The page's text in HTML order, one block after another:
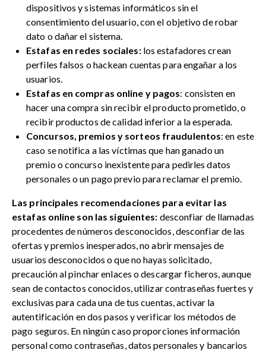
dispositivos y sistemas informáticos sin el
consentimiento del usuario, con el objetivo de robar
dato o dañar el sistema.
Estafas en redes sociales:los estafadores crean
perfiles falsos o hackean cuentas para engañar a los
usuarios.
Estafas en compras online y pagos: consisten en
hacer una compra sin recibir el producto prometido, o
recibir productos de calidad inferior a la esperada.
Concursos, premios y sorteos fraudulentos: en este
caso se notifica a las víctimas que han ganado un
premio o concurso inexistente para pedirles datos
personales o un pago previo para reclamar el premio.
Las principales recomendaciones para evitar las
estafas online son las siguientes: desconfiar de llamadas
procedentes de números desconocidos, desconfiar de las
ofertas y premios inesperados, no abrir mensajes de
usuarios desconocidos o que no hayas solicitado,
precaución al pinchar enlaces o descargar ficheros, aunque
sean de contactos conocidos, utilizar contraseñas fuertes y
exclusivas para cada una de tus cuentas, activar la
autentificación en dos pasos y verificar los métodos de
pago seguros. En ningún caso proporciones información
personal como contraseñas, datos personales y bancarios